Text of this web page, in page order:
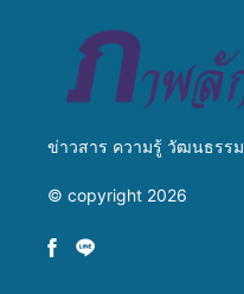
ข่าวสาร ความรู้ วัฒนธรรม
© copyright 2026